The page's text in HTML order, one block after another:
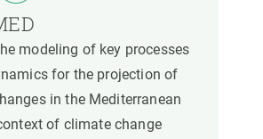
modeling of key processes
for the projection of
in the Mediterranean
of climate change